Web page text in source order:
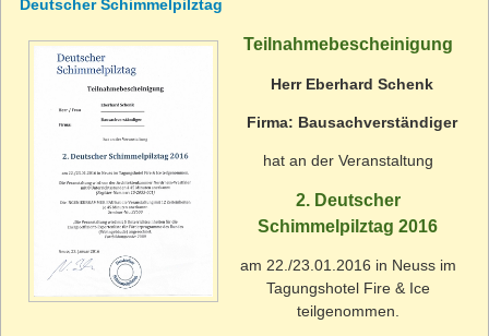
Deutscher Schimmelpilztag
Teilnahmebescheinigung
Herr Eberhard Schenk
Firma: Bausachverständiger
hat an der Veranstaltung
2. Deutscher
Schimmelpilztag 2016
am 22./23.01.2016 in Neuss im
Tagungshotel Fire & Ice
teilgenommen.